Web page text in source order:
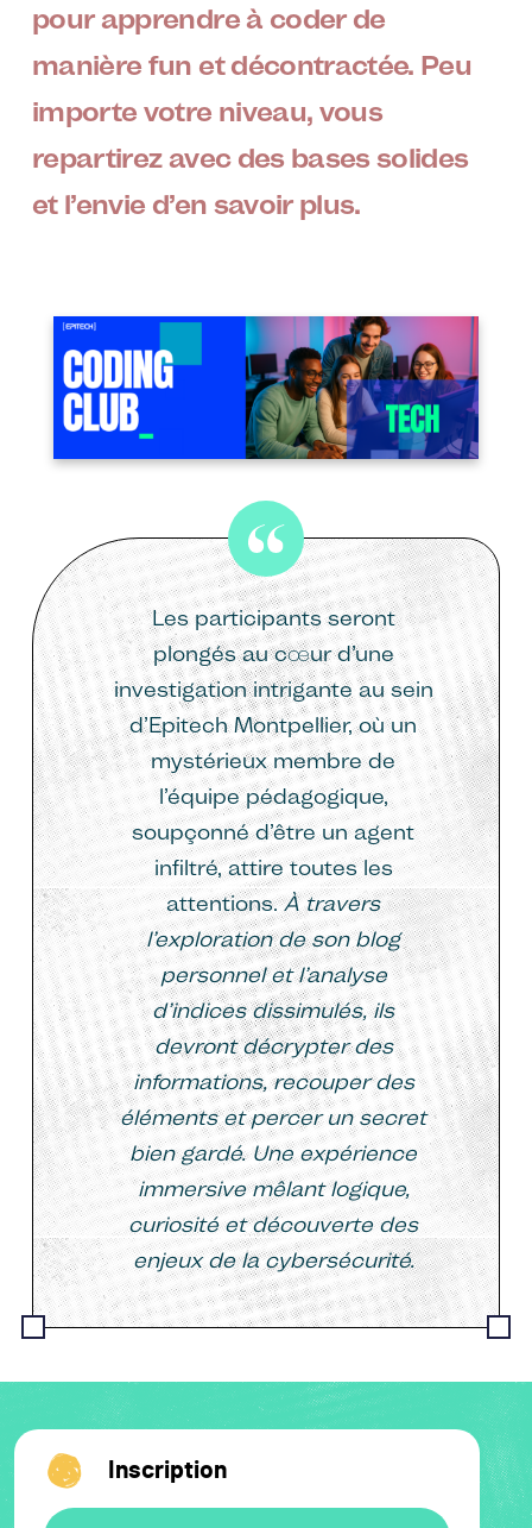
pour apprendre à coder de
manière fun et décontractée. Peu
importe votre niveau, vous
repartirez avec des bases solides
et l’envie d’en savoir plus.
Image
Les participants seront
plongés au cœur d’une
investigation intrigante au sein
d’Epitech Montpellier, où un
mystérieux membre de
l’équipe pédagogique,
soupçonné d’être un agent
infiltré, attire toutes les
attentions.À travers
l’exploration de son blog
personnel et l’analyse
d’indices dissimulés, ils
devront décrypter des
informations, recouper des
éléments et percer un secret
bien gardé. Une expérience
immersive mêlant logique,
curiosité et découverte des
enjeux de la cybersécurité.
Inscription